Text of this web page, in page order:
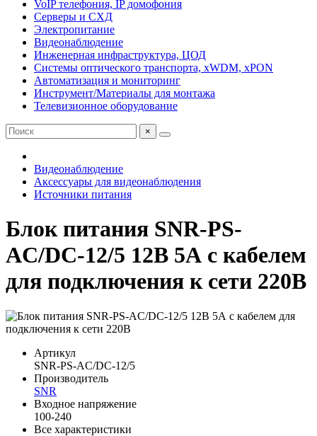
VoIP телефония, IP домофония
Серверы и СХД
Электропитание
Видеонаблюдение
Инженерная инфраструктура, ЦОД
Системы оптического транспорта, xWDM, xPON
Автоматизация и мониторинг
Инструмент/Материалы для монтажа
Телевизионное оборудование
×
Видеонаблюдение
Аксессуары для видеонаблюдения
Источники питания
Блок питания SNR-PS-
AC/DC-12/5 12В 5А с кабелем
для подключения к сети 220В
Артикул
SNR-PS-AC/DC-12/5
Производитель
SNR
Входное напряжение
100-240
Все характеристики